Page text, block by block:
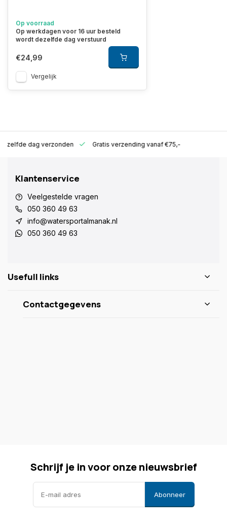
Op voorraad
Op werkdagen voor 16 uur besteld
wordt dezelfde dag verstuurd
€24,99
Vergelijk
zelfde dag verzonden Gratis verzending vanaf €75,-
Klantenservice
Veelgestelde vragen
050 360 49 63
info@watersportalmanak.nl
050 360 49 63
Usefull links
Contactgegevens
Schrijf je in voor onze nieuwsbrief
Abonneer